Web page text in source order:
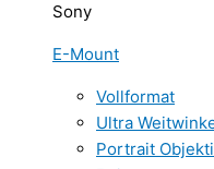
Sony
E-Mount
Vollformat
Ultra
Portrait